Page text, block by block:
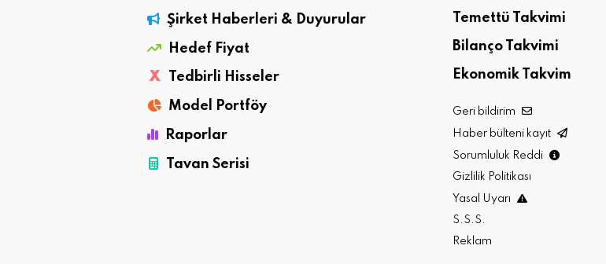
Şirket Haberleri & Duyurular
Hedef Fiyat
X
Tedbirli Hisseler
Model Portföy
Raporlar
Tavan Serisi
Temettü Takvimi
Bilanço Takvimi
Ekonomik Takvim
Geri bildirim
Haber bülteni kayıt
Sorumluluk Reddi
Gizlilik Politikası
Yasal Uyarı
S.S.S.
Reklam